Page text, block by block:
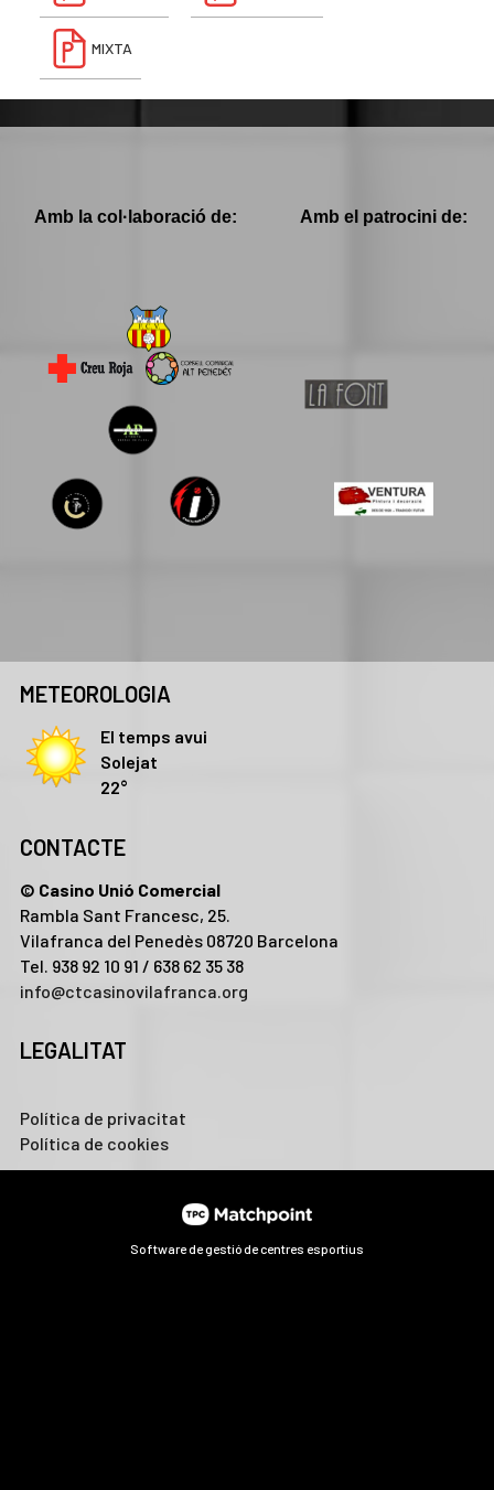
MIXTA
Amb la col·laboració de: Amb el patrocini de:
METEOROLOGIA
El temps avui
Solejat
22°
CONTACTE
© Casino Unió Comercial
Rambla Sant Francesc, 25.
Vilafranca del Penedès 08720 Barcelona
Tel. 938 92 10 91 / 638 62 35 38
info@ctcasinovilafranca.org
LEGALITAT
Política de privacitat
Política de cookies
Software de gestió de centres esportius